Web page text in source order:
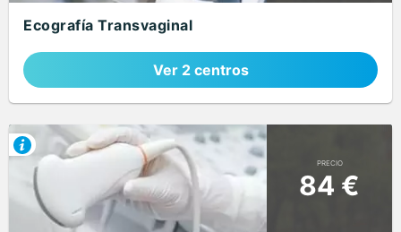
Ecografía Transvaginal
Ver 2 centros
PRECIO
84 €